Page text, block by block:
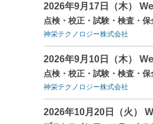
2026年9月17日（木）
点検・校正・試験・検査・
神栄テクノロジー株式会社
2026年9月10日（木）
点検・校正・試験・検査・
神栄テクノロジー株式会社
2026年10月20日（火）